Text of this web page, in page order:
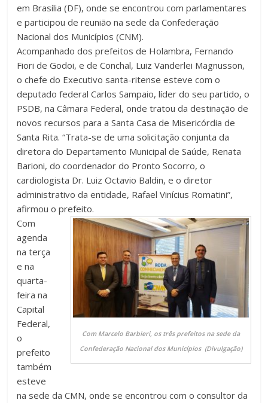
em Brasília (DF), onde se encontrou com parlamentares
e participou de reunião na sede da Confederação
Nacional dos Municípios (CNM).
Acompanhado dos prefeitos de Holambra, Fernando
Fiori de Godoi, e de Conchal, Luiz Vanderlei Magnusson,
o chefe do Executivo santa-ritense esteve com o
deputado federal Carlos Sampaio, líder do seu partido, o
PSDB, na Câmara Federal, onde tratou da destinação de
novos recursos para a Santa Casa de Misericórdia de
Santa Rita. “Trata-se de uma solicitação conjunta da
diretora do Departamento Municipal de Saúde, Renata
Barioni, do coordenador do Pronto Socorro, o
cardiologista Dr. Luiz Octavio Baldin, e o diretor
administrativo da entidade, Rafael Vinícius Romatini”,
afirmou o prefeito.
Com Marcelo Barbieri, os três prefeitos na sede da
Confederação Nacional dos Municípios (Divulgação)
Com
agenda
na terça
e na
quarta-
feira na
Capital
Federal,
o
prefeito
também
esteve
na sede da CMN, onde se encontrou com o consultor da